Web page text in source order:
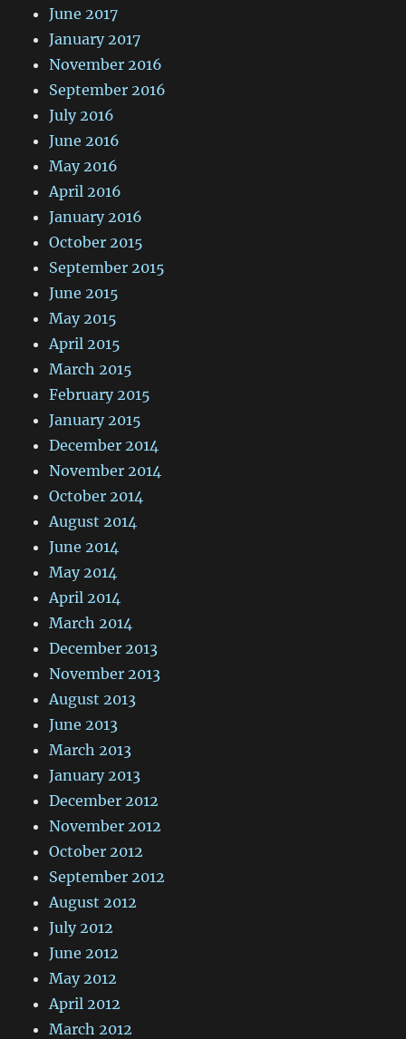
June 2017
January 2017
November 2016
September 2016
July 2016
June 2016
May 2016
April 2016
January 2016
October 2015
September 2015
June 2015
May 2015
April 2015
March 2015
February 2015
January 2015
December 2014
November 2014
October 2014
August 2014
June 2014
May 2014
April 2014
March 2014
December 2013
November 2013
August 2013
June 2013
March 2013
January 2013
December 2012
November 2012
October 2012
September 2012
August 2012
July 2012
June 2012
May 2012
April 2012
March 2012